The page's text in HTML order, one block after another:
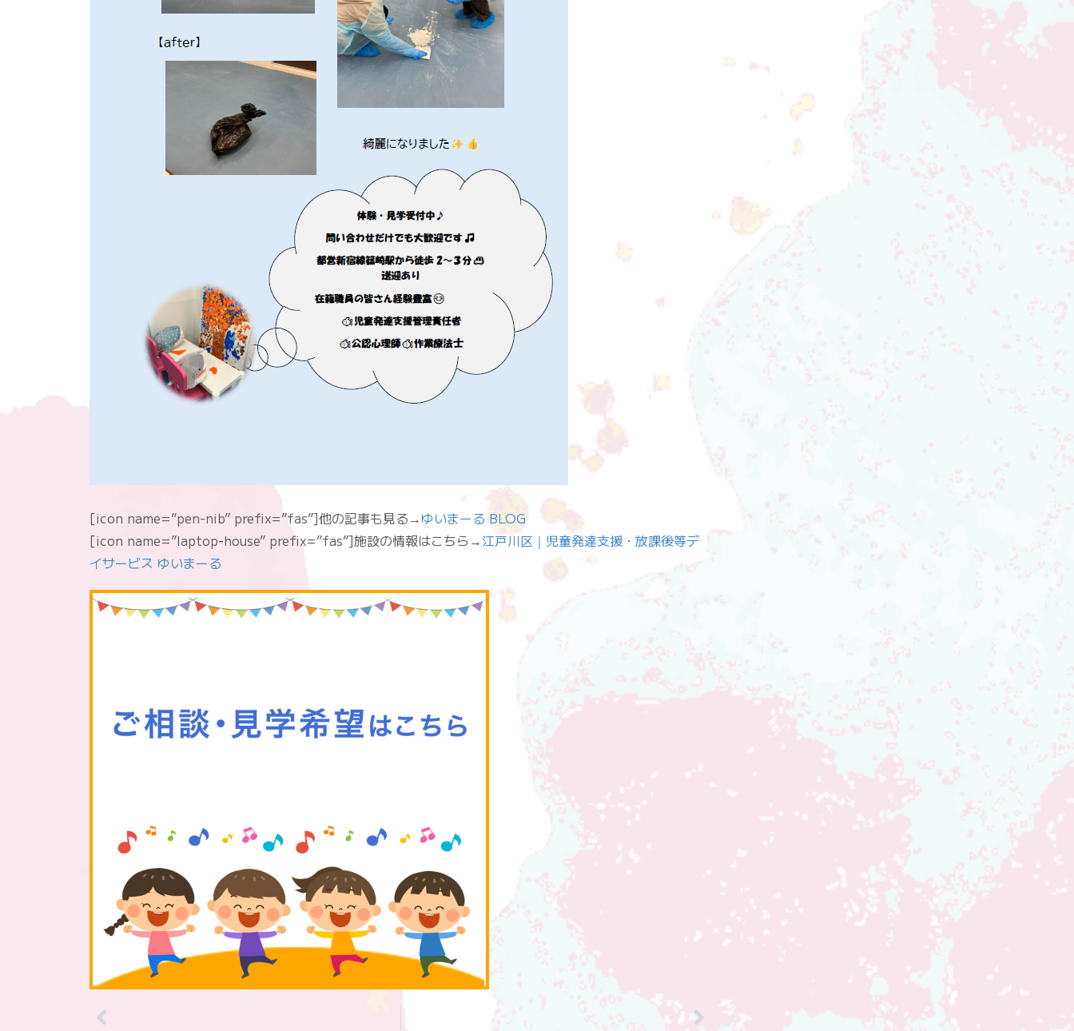
[icon name=”pen-nib” prefix=”fas”]他の記事も見る→ゆいまーる BLOG
[icon name=”laptop-house” prefix=”fas”]施設の情報はこちら→江戸川区｜児童発達支援・放課後等デ
イサービス ゆいまーる